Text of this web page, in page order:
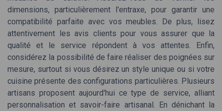
dimensions, particulièrement l'entraxe, pour garantir une
compatibilité parfaite avec vos meubles. De plus, lisez
attentivement les avis clients pour vous assurer que la
qualité et le service répondent à vos attentes. Enfin,
considérez la possibilité de faire réaliser des poignées sur
mesure, surtout si vous désirez un style unique ou si votre
cuisine présente des configurations particulières. Plusieurs
artisans proposent aujourd'hui ce type de service, alliant
personnalisation et savoir-faire artisanal. En dénichant la